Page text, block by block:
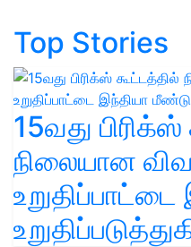
Top Stories
15வது
நிலையான